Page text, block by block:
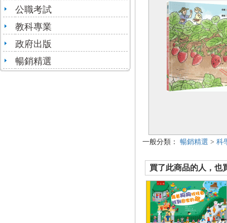
公職考試
教科專業
政府出版
暢銷精選
一般分類： 暢銷精選 > 科
買了此商品的人，也